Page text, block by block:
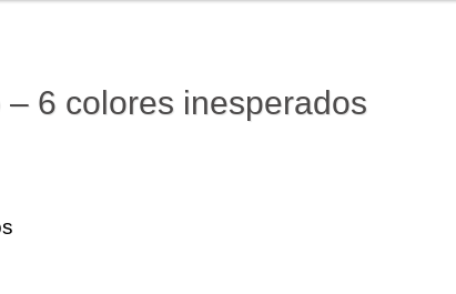
6 colores inesperados